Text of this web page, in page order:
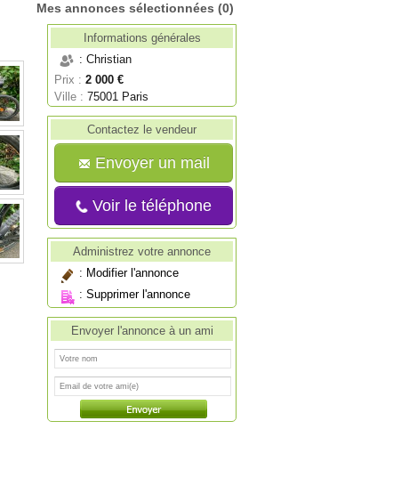
Mes annonces sélectionnées (0)
Informations générales
: Christian
Prix : 2 000 €
Ville : 75001 Paris
Contactez le vendeur
Envoyer un mail
Voir le téléphone
Administrez votre annonce
: Modifier l'annonce
: Supprimer l'annonce
Envoyer l'annonce à un ami